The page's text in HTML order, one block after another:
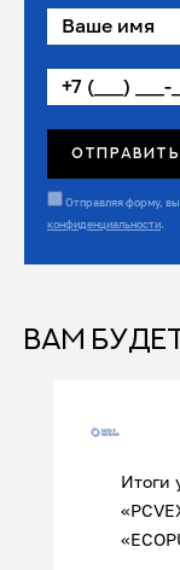
Отправляя форму, вы
конфиденциальности.
ВАМ
Итоги